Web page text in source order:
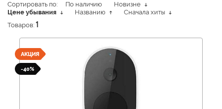
Сортировать по: По наличию
Новизне
Цене убывания
Названию
Сначала хиты
Товаров: 1
АКЦИЯ
-40%